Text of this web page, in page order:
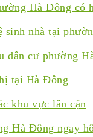
Hà Đông có
sinh nhà tại
dân cư phường
tại Hà Đông
khu vực lân cận
Hà Đông ngay